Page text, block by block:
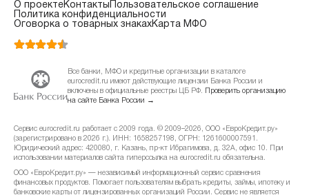
О проектеКонтакты
Пользовательское соглашение
Политика конфиденциальности
Оговорка о товарных знакахКарта МФО
Все банки, МФО и кредитные организации в каталоге
eurocredit.ru имеют действующие лицензии Банка России и
включены в официальные реестры ЦБ РФ.
Проверить организацию
на сайте Банка России →
Сервис eurocredit.ru работает с 2009 года. © 2009–2026, ООО «ЕвроКредит.ру»
(зарегистрировано в 2026 г.). ИНН: 1658257198, ОГРН: 1261600007591.
Юридический адрес: 420080, г. Казань, пр-кт Ибрагимова, д. 32А, офис 10. При
использовании материалов сайта гиперссылка на eurocredit.ru обязательна.
ООО «ЕвроКредит.ру» — независимый информационный сервис сравнения
финансовых продуктов. Помогает пользователям выбрать кредиты, займы, ипотеку и
банковские карты от лицензированных организаций России. Сервис не является